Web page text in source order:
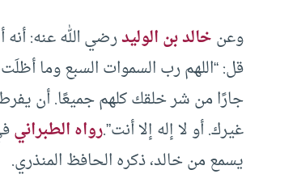
وعنخالد بن الوليدرضي الله عنه: أنه
قل: “اللهم رب السموات السبع وما
جارًا من شر خلقك كلهم جميعًا. أن
غيرك. أو لا إله إلا أنت”.رواه الطبراني
يسمع من خالد، ذكره الحافظ المنذري.